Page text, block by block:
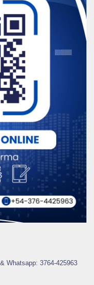
Whatsapp: 3764-425963